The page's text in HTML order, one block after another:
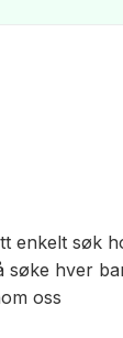
enkelt søk
hver
oss